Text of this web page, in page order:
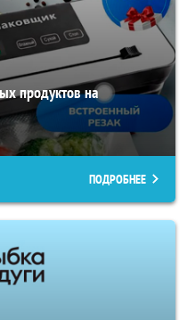
продуктов на
ПОДРОБНЕЕ